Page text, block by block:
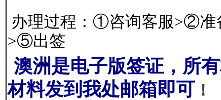
办理过程：①咨询客服>②
>⑤出签
澳洲是电子版签证，所
材料发到我处邮箱即可 ！